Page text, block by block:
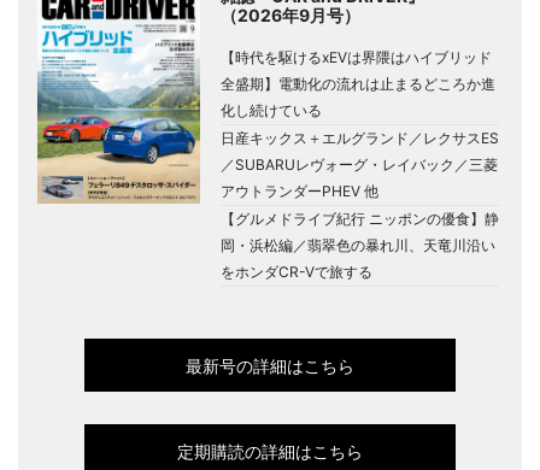
（2026年9月号）
【時代を駆けるxEVは界隈はハイブリッド
全盛期】電動化の流れは止まるどころか進
化し続けている
日産キックス＋エルグランド／レクサスES
／SUBARUレヴォーグ・レイバック／三菱
アウトランダーPHEV 他
【グルメドライブ紀行 ニッポンの優食】静
岡・浜松編／翡翠色の暴れ川、天竜川沿い
をホンダCR-Vで旅する
最新号の詳細はこちら
定期購読の詳細はこちら